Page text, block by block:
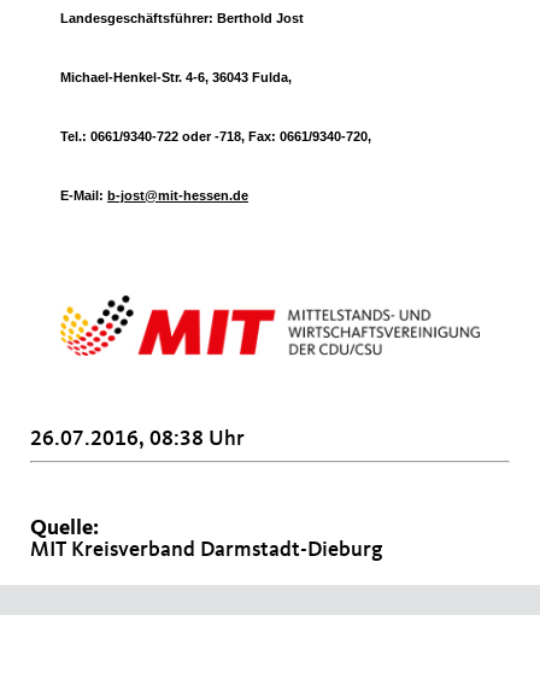
Landesgeschäftsführer: Berthold Jost
Michael-Henkel-Str. 4-6, 36043 Fulda,
Tel.: 0661/9340-722 oder -718, Fax: 0661/9340-720,
E-Mail: b-jost@mit-hessen.de
26.07.2016, 08:38 Uhr
Quelle:
MIT Kreisverband Darmstadt-Dieburg